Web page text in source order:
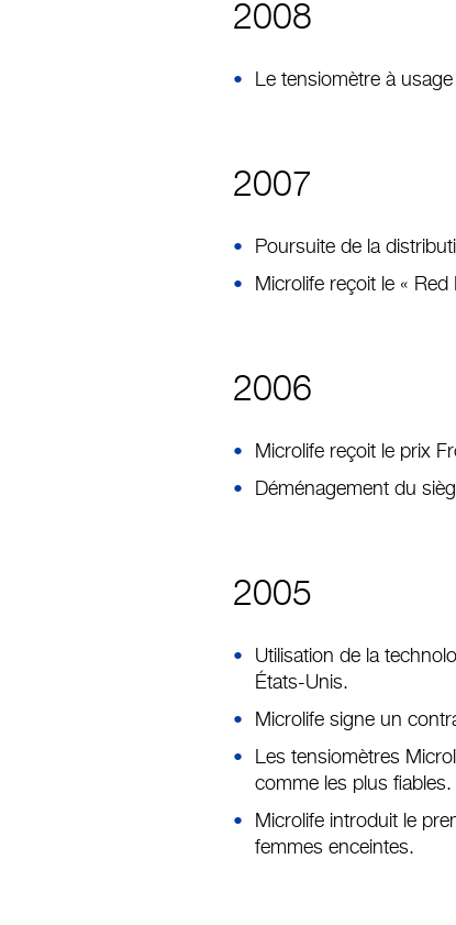
2008
Le tensiomètre à
2007
Poursuite de la
Microlife reçoit le «
2006
Microlife reçoit le prix
Déménagement du
2005
Utilisation de la
États-Unis.
Microlife signe un
Les tensiomètres
comme les plus fiables.
Microlife introduit le
femmes enceintes.